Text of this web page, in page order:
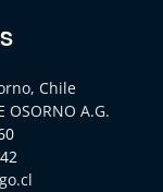
Chile
OSORNO A.G.